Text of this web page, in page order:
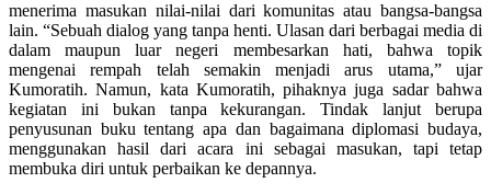
menerima masukan nilai-nilai dari komunitas atau bangsa-bangsa
lain. “Sebuah dialog yang tanpa henti. Ulasan dari berbagai media di
dalam maupun luar negeri membesarkan hati, bahwa topik
mengenai rempah telah semakin menjadi arus utama,” ujar
Kumoratih. Namun, kata Kumoratih, pihaknya juga sadar bahwa
kegiatan ini bukan tanpa kekurangan. Tindak lanjut berupa
penyusunan buku tentang apa dan bagaimana diplomasi budaya,
menggunakan hasil dari acara ini sebagai masukan, tapi tetap
membuka diri untuk perbaikan ke depannya.